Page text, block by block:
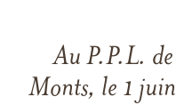
Au P.P.L.
Monts, le 1